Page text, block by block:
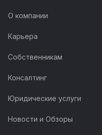
О компании
Карьера
Собственникам
Консалтинг
Юридические услуги
Новости и Обзоры